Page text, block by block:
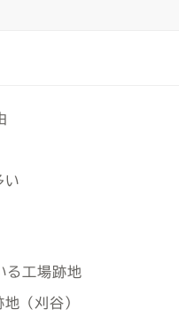
い
る工場跡地
（刈谷）